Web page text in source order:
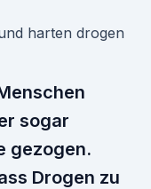
sogar
gezogen.
Drogen zu